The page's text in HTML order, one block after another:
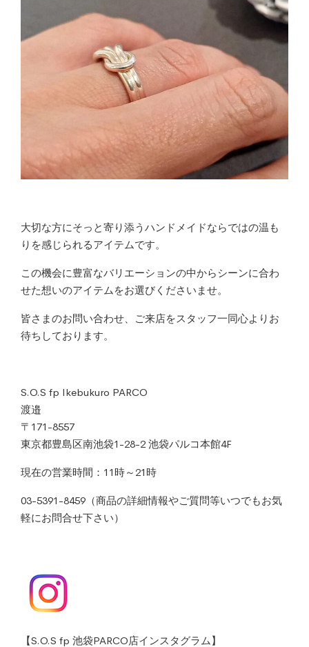
大切な方にそっと寄り添うハンドメイドならではの温も
りを感じられるアイテムです。
この機会に豊富なバリエーションの中からシーンに合わ
せた想いのアイテムをお選びくださいませ。
皆さまのお問い合わせ、ご来店をスタッフ一同心よりお
待ちしております。
S.O.S fp Ikebukuro PARCO
渡邉
〒171-8557
東京都豊島区南池袋1-28-2 池袋パルコ本館4F
現在の営業時間：11時～21時
03-5391-8459（商品の詳細情報やご質問等いつでもお気
軽にお問合せ下さい）
【S.O.S fp 池袋PARCO店インスタグラム】